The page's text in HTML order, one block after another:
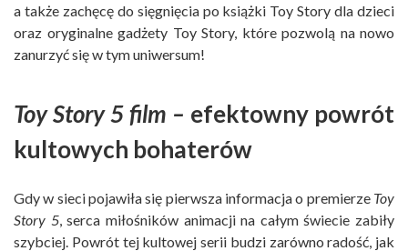
a także zachęcę do sięgnięcia po książki Toy Story dla dzieci
oraz oryginalne gadżety Toy Story, które pozwolą na nowo
zanurzyć się w tym uniwersum!
Toy Story 5 film – efektowny powrót
kultowych bohaterów
Gdy w sieci pojawiła się pierwsza informacja o premierze Toy
Story 5, serca miłośników animacji na całym świecie zabiły
szybciej. Powrót tej kultowej serii budzi zarówno radość, jak